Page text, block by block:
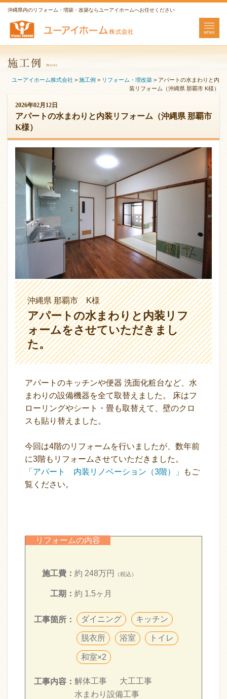
沖縄県内のリフォーム・増築・改築ならユーアイホームへお任せください
ユーアイホーム株式会社 > 施工例 > リフォーム・増改築 > アパートの水まわりと内
装リフォーム（沖縄県 那覇市 K様）
2026年02月12日
アパートの水まわりと内装リフォーム（沖縄県 那覇市
K様）
沖縄県 那覇市 K様
アパートの水まわりと内装リフ
ォームをさせていただきまし
た。
アパートのキッチンや便器 洗面化粧台など、水
まわりの設備機器を全て取替えました。 床はフ
ローリングやシート・畳も取替えて、壁のクロ
スも貼り替えました。
今回は4階のリフォームを行いましたが、数年前
に3階もリフォームさせていただきました。
「アパート 内装リノベーション（3階）」
もご
覧ください。
リフォームの内容
施工費： 約 248万円 （税込）
工期： 約 1.5ヶ月
工事箇所： ダイニング キッチン
脱衣所 浴室 トイレ
和室×2
工事内容： 解体工事
大工工事
水まわり設備工事